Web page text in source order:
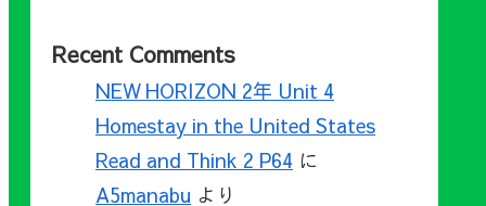
Recent Comments
NEW HORIZON 2年 Unit 4
Homestay in the United States
Read and Think 2 P64 に
A5manabu より